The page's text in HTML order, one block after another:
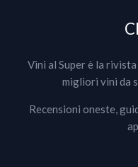
Vini al Super è la
migliori vini da
Recensioni oneste,